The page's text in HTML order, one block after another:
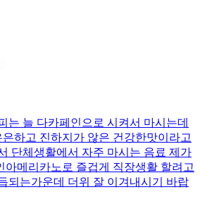
는 늘 다카페인으로 시켜서 마시는데
하고 진하지가 않은 건강한맛이라고
단체생활에서 자주 마시는 음료 제가
아메리카노로 즐겁게 직장생활 할려고
되는가운데 더위 잘 이겨내시기 바랍